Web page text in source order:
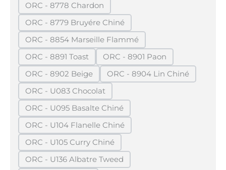
ORC - 8778 Chardon
(Diese Option ist zurzeit nicht verfügbar.)
ORC - 8779 Bruyére Chiné
(Diese Option ist zurzeit nicht verfügbar.)
ORC - 8854 Marseille Flammé
(Diese Option ist zurzeit nicht verfügbar.)
ORC - 8891 Toast
(Diese Option ist zurzeit nicht verfügbar.)
ORC - 8901 Paon
(Diese Option ist zurzeit
ORC - 8902 Beige
(Diese Option ist zurzeit nicht verfügbar.)
ORC - 8904 Lin Chiné
(Diese Option ist
ORC - U083 Chocolat
(Diese Option ist zurzeit nicht verfügbar.)
ORC - U095 Basalte Chiné
(Diese Option ist zurzeit nicht verfügbar.)
ORC - U104 Flanelle Chiné
(Diese Option ist zurzeit nicht verfügbar.)
ORC - U105 Curry Chiné
(Diese Option ist zurzeit nicht verfügbar.)
ORC - U136 Albatre Tweed
(Diese Option ist zurzeit nicht verfügbar.)